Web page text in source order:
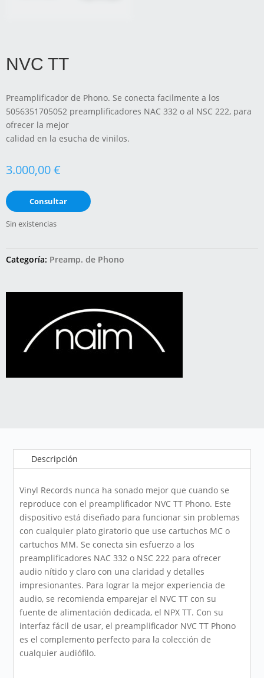
NVC TT
Preamplificador de Phono. Se conecta facilmente a los
5056351705052 preamplificadores NAC 332 o al NSC 222, para
ofrecer la mejor
calidad en la esucha de vinilos.
3.000,00€
Consultar
Sin existencias
Categoría: Preamp. de Phono
Descripción
Vinyl Records nunca ha sonado mejor que cuando se
reproduce con el preamplificador NVC TT Phono. Este
dispositivo está diseñado para funcionar sin problemas
con cualquier plato giratorio que use cartuchos MC o
cartuchos MM. Se conecta sin esfuerzo a los
preamplificadores NAC 332 o NSC 222 para ofrecer
audio nítido y claro con una claridad y detalles
impresionantes. Para lograr la mejor experiencia de
audio, se recomienda emparejar el NVC TT con su
fuente de alimentación dedicada, el NPX TT. Con su
interfaz fácil de usar, el preamplificador NVC TT Phono
es el complemento perfecto para la colección de
cualquier audiófilo.